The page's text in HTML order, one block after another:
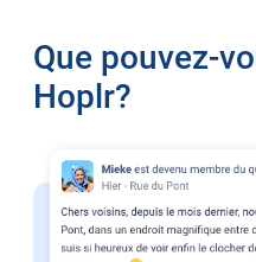
Que pouvez-
Hoplr?